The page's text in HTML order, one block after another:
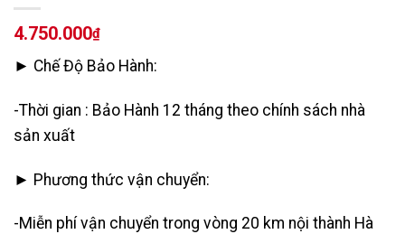
4.750.000₫
► Chế Độ Bảo Hành:
-Thời gian : Bảo Hành 12 tháng theo chính sách nhà
sản xuất
► Phương thức vận chuyển:
-Miễn phí vận chuyển trong vòng 20 km nội thành Hà